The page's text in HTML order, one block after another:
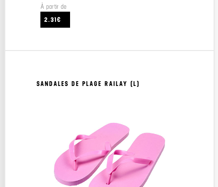
À partir de
2.31€
SANDALES DE PLAGE RAILAY (L)